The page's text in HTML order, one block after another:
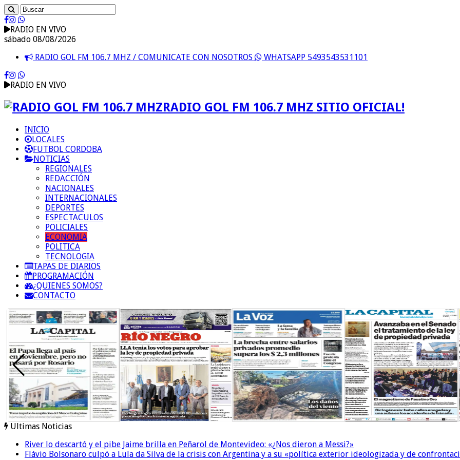
RADIO EN VIVO
sábado 08/08/2026
RADIO GOL FM 106.7 MHZ / COMUNICATE CON NOSOTROS
WHATSAPP 5493543531101
RADIO EN VIVO
RADIO GOL FM 106.7 MHZ SITIO OFICIAL!
INICIO
LOCALES
FUTBOL CORDOBA
NOTICIAS
REGIONALES
REDACCIÓN
NACIONALES
INTERNACIONALES
DEPORTES
ESPECTACULOS
POLICIALES
ECONOMIA
POLITICA
TECNOLOGIA
TAPAS DE DIARIOS
PROGRAMACIÓN
¿QUIENES SOMOS?
CONTACTO
Ultimas Noticias
River lo descartó y el pibe Jaime brilla en Peñarol de Montevideo: «¿Nos dieron a Messi?»
Flávio Bolsonaro culpó a Lula da Silva de la crisis con Argentina y a su «política exterior ideologizada y de